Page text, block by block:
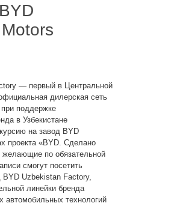
— первый в Центральной
дилерская сеть
поддержке
в Узбекистане
на завод BYD
проекта «BYD. Сделано
желающие по обязательной
смогут посетить
BYD Uzbekistan Factory,
линейки бренда
автомобильных технологий